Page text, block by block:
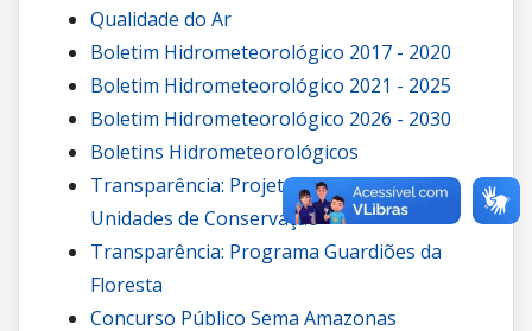
Qualidade do Ar
Boletim Hidrometeorológico 2017 - 2020
Boletim Hidrometeorológico 2021 - 2025
Boletim Hidrometeorológico 2026 - 2030
Boletins Hidrometeorológicos
Transparência: Projetos de carbono em
Unidades de Conservação
Transparência: Programa Guardiões da
Floresta
Concurso Público Sema Amazonas